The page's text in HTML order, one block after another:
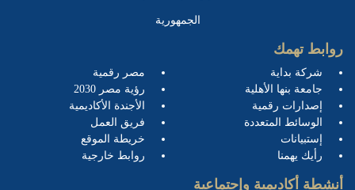
الجمهورية
روابط تهمك
شركة بداية
جامعة بنها الأهلية
إصدارات رقمية
الوسائط المتعددة
إستبيانات
رأيك يهمنا
مصر رقمية
رؤية مصر 2030
الأجندة الأكاديمية
فريق العمل
خريطة الموقع
روابط خارجية
أنشطة أكاديمية وإجتماعية